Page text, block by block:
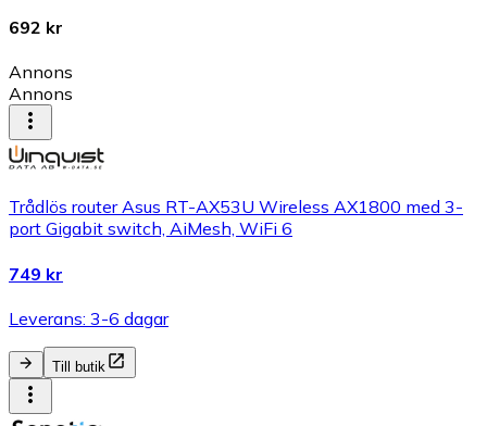
692 kr
Annons
Annons
Trådlös router Asus RT-AX53U Wireless AX1800 med 3-
port Gigabit switch, AiMesh, WiFi 6
749 kr
Leverans: 3-6 dagar
Till butik